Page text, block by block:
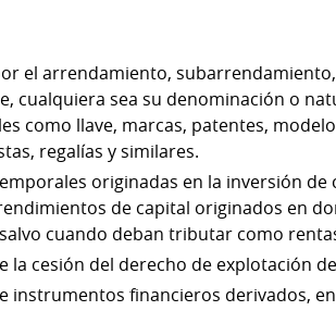
el arrendamiento,
cualquiera sea su denominación o
como llave, marcas, patentes,
regalías y similares.
originadas en la inversión
de capital originados en
cuando deban tributar como
la cesión del derecho de explotación
instrumentos financieros derivados,